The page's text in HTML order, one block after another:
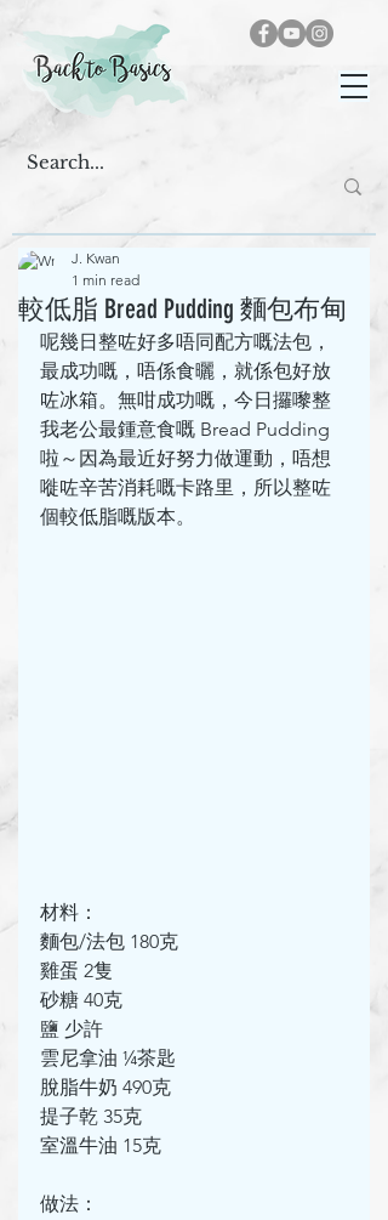
較低脂 Bread Pudding 麵包布甸
J. Kwan
1 min read
呢幾日整咗好多唔同配方嘅法包，
最成功嘅，唔係食曬，就係包好放
咗冰箱。無咁成功嘅，今日攞嚟整
我老公最鍾意食嘅 Bread Pudding
啦～因為最近好努力做運動，唔想
嘥咗辛苦消耗嘅卡路里，所以整咗
個較低脂嘅版本。
材料：
麵包/法包 180克
雞蛋 2隻
砂糖 40克
鹽 少許
雲尼拿油 ¼茶匙
脫脂牛奶 490克
提子乾 35克
室溫牛油 15克
做法：